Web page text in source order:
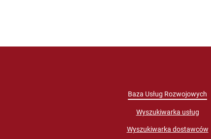
Baza Usług Rozwojowych
Wyszukiwarka usług
Wyszukiwarka dostawców